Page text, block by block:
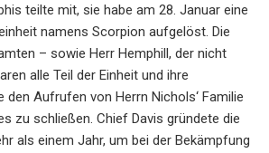
teilte mit, sie habe am 28. Januar eine
namens Scorpion aufgelöst. Die
– sowie Herr Hemphill, der nicht
alle Teil der Einheit und ihre
den Aufrufen von Herrn Nichols‘ Familie
zu schließen. Chief Davis gründete die
als einem Jahr, um bei der Bekämpfung